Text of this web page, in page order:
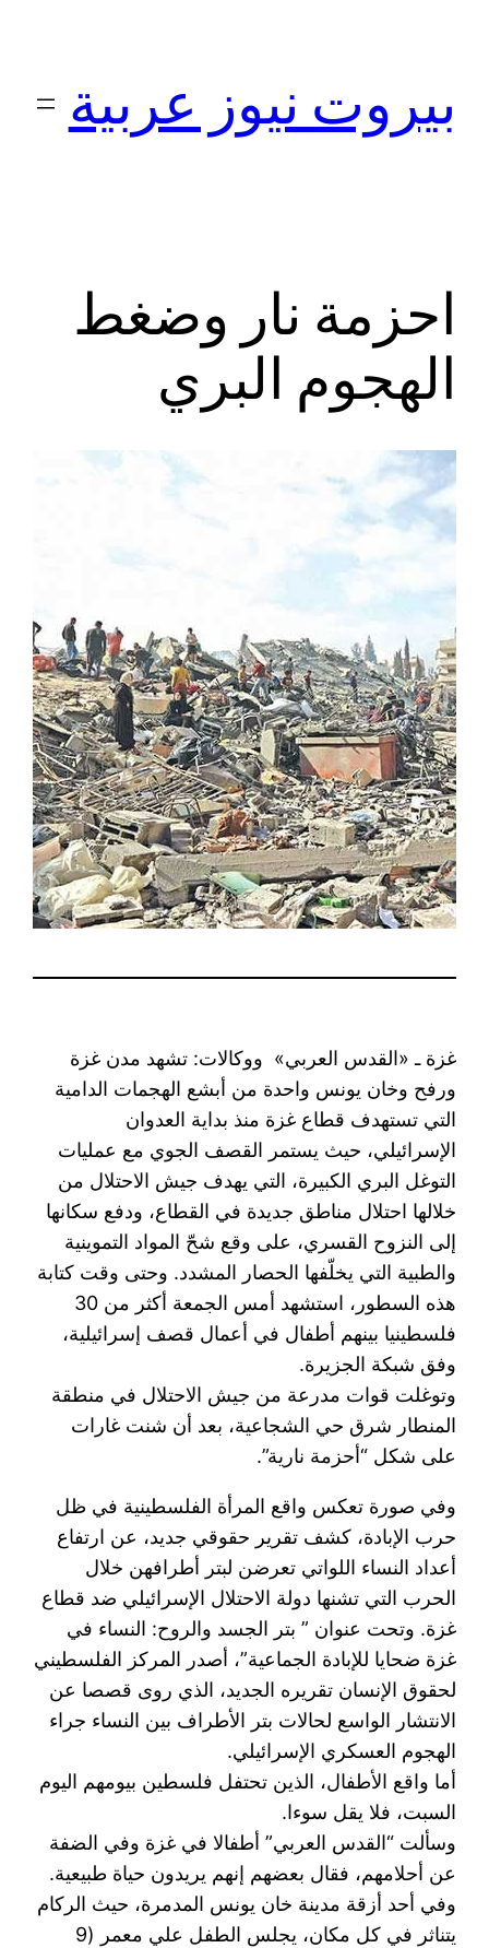
بيروت نيوز عربية
احزمة نار وضغط
الهجوم البري
غزة ـ «القدس العربي» ووكالات: تشهد مدن غزة
ورفح وخان يونس واحدة من أبشع الهجمات الدامية
التي تستهدف قطاع غزة منذ بداية العدوان
الإسرائيلي، حيث يستمر القصف الجوي مع عمليات
التوغل البري الكبيرة، التي يهدف جيش الاحتلال من
خلالها احتلال مناطق جديدة في القطاع، ودفع سكانها
إلى النزوح القسري، على وقع شحّ المواد التموينية
والطبية التي يخلّفها الحصار المشدد. وحتى وقت كتابة
هذه السطور، استشهد أمس الجمعة أكثر من 30
فلسطينيا بينهم أطفال في أعمال قصف إسرائيلية،
وفق شبكة الجزيرة.
وتوغلت قوات مدرعة من جيش الاحتلال في منطقة
المنطار شرق حي الشجاعية، بعد أن شنت غارات
على شكل “أحزمة نارية”.
وفي صورة تعكس واقع المرأة الفلسطينية في ظل
حرب الإبادة، كشف تقرير حقوقي جديد، عن ارتفاع
أعداد النساء اللواتي تعرضن لبتر أطرافهن خلال
الحرب التي تشنها دولة الاحتلال الإسرائيلي ضد قطاع
غزة. وتحت عنوان ” بتر الجسد والروح: النساء في
غزة ضحايا للإبادة الجماعية”، أصدر المركز الفلسطيني
لحقوق الإنسان تقريره الجديد، الذي روى قصصا عن
الانتشار الواسع لحالات بتر الأطراف بين النساء جراء
الهجوم العسكري الإسرائيلي.
أما واقع الأطفال، الذين تحتفل فلسطين بيومهم اليوم
السبت، فلا يقل سوءا.
وسألت “القدس العربي” أطفالا في غزة وفي الضفة
عن أحلامهم، فقال بعضهم إنهم يريدون حياة طبيعية.
وفي أحد أزقة مدينة خان يونس المدمرة، حيث الركام
يتناثر في كل مكان، يجلس الطفل علي معمر (9